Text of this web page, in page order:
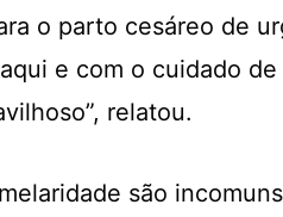
o parto cesáreo de
e com o cuidado
relatou.
são